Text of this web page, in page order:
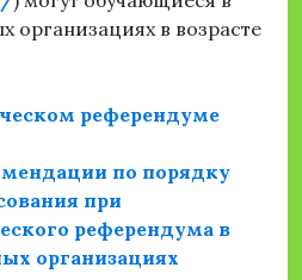
организациях в возрасте
референдуме
по порядку
при
референдума в
организациях